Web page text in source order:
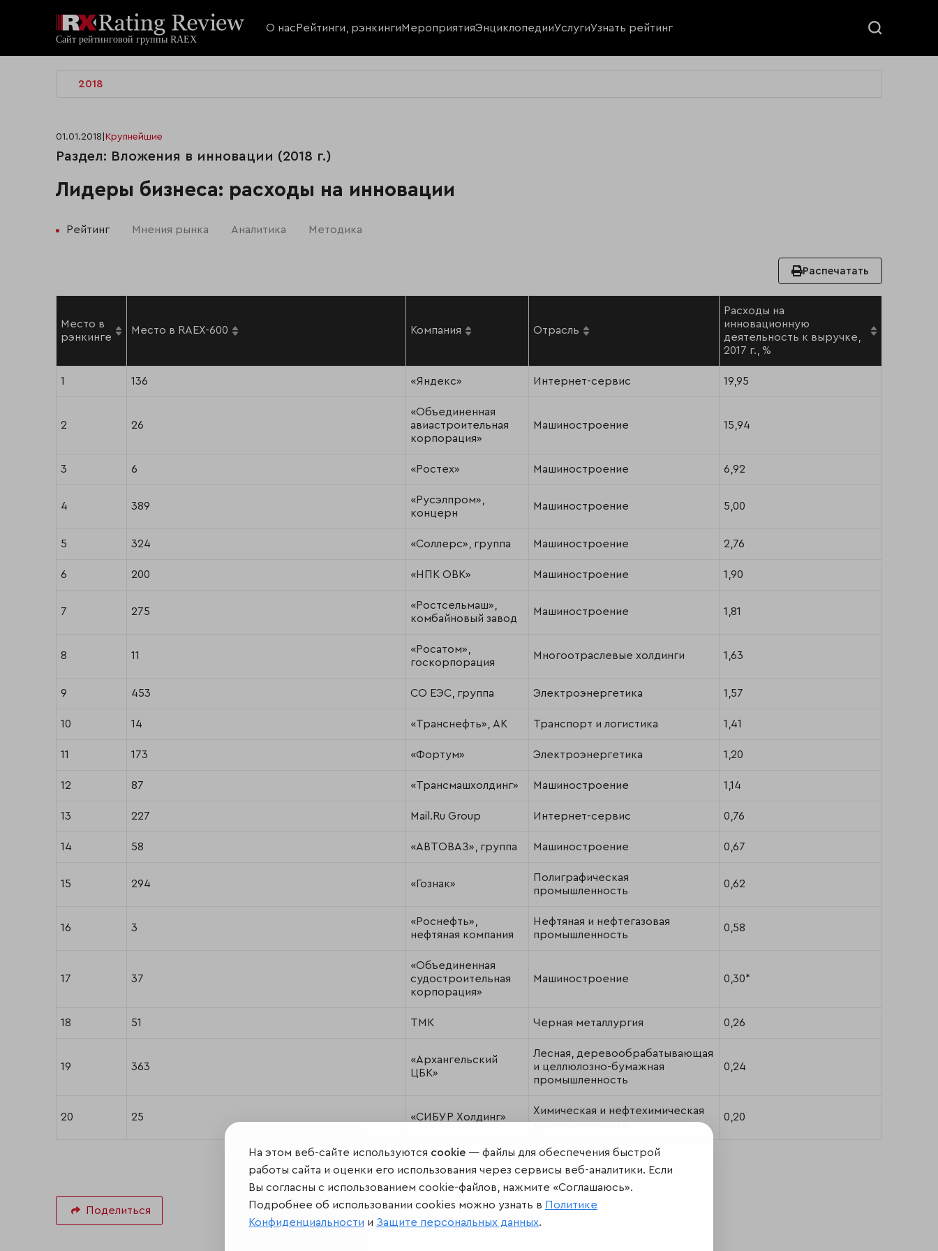
О нас Рейтинги, рэнкингиМероприятияЭнциклопедииУслугиУзнать рейтинг
2018
01.01.2018 Крупнейшие
Раздел: Вложения в инновации (2018 г.)
Лидеры бизнеса: расходы на инновации
Рейтинг Мнения рынка Аналитика Методика
Распечатать
Место в
рэнкинге
Место в RAEX-600 Компания Отрасль
Расходы на
инновационную
деятельность к выручке,
2017 г., %
1 136 «Яндекс» Интернет-сервис 19,95
2 26
«Объединенная
авиастроительная
корпорация»
Машиностроение 15,94
3 6 «Ростех» Машиностроение 6,92
4 389
«Русэлпром»,
концерн
Машиностроение 5,00
5 324 «Соллерс», группа Машиностроение 2,76
6 200 «НПК ОВК» Машиностроение 1,90
7 275
«Ростсельмаш»,
комбайновый завод
Машиностроение 1,81
8 11
«Росатом»,
госкорпорация
Многоотраслевые холдинги 1,63
9 453 СО ЕЭС, группа Электроэнергетика 1,57
10 14 «Транснефть», АК Транспорт и логистика 1,41
11 173 «Фортум» Электроэнергетика 1,20
12 87 «Трансмашхолдинг» Машиностроение 1,14
13 227 Mail.Ru Group Интернет-сервис 0,76
14 58 «АВТОВАЗ», группа Машиностроение 0,67
15 294 «Гознак»
Полиграфическая
промышленность
0,62
16 3
«Роснефть»,
нефтяная компания
Нефтяная и нефтегазовая
промышленность
0,58
17 37
«Объединенная
судостроительная
корпорация»
Машиностроение 0,30*
18 51 ТМК Черная металлургия 0,26
19 363
«Архангельский
ЦБК»
Лесная, деревообрабатывающая
и целлюлозно-бумажная
промышленность
0,24
20 25 «СИБУР Холдинг»
Химическая и нефтехимическая
промышленность
0,20
Поделиться
На этом веб-сайте используются cookie — файлы для обеспечения быстрой
работы сайта и оценки его использования через сервисы веб-аналитики. Если
Вы согласны с использованием cookie-файлов, нажмите «Соглашаюсь».
Подробнее об использовании cookies можно узнать в Политике
Конфиденциальности и Защите персональных данных.